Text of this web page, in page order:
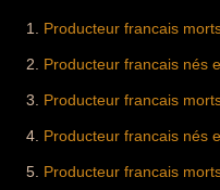
Producteur francais
Producteur francais nés
Producteur francais
Producteur francais nés
Producteur francais